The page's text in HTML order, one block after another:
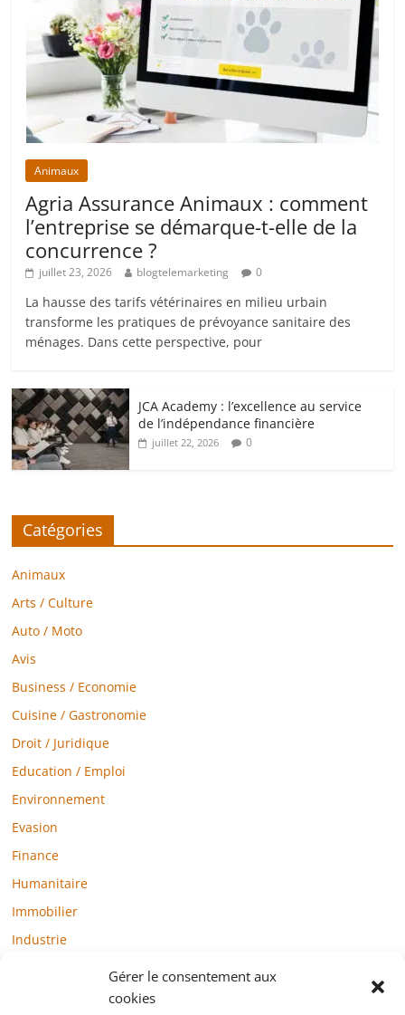
Gérer le consentement aux
cookies
Animaux
Agria Assurance Animaux : comment
l’entreprise se démarque-t-elle de la
concurrence ?
juillet 23, 2026 blogtelemarketing 0
La hausse des tarifs vétérinaires en milieu urbain
transforme les pratiques de prévoyance sanitaire des
ménages. Dans cette perspective, pour
JCA Academy : l’excellence au service
de l’indépendance financière
juillet 22, 2026 0
Catégories
Animaux
Arts / Culture
Auto / Moto
Avis
Business / Economie
Cuisine / Gastronomie
Droit / Juridique
Education / Emploi
Environnement
Evasion
Finance
Humanitaire
Immobilier
Industrie